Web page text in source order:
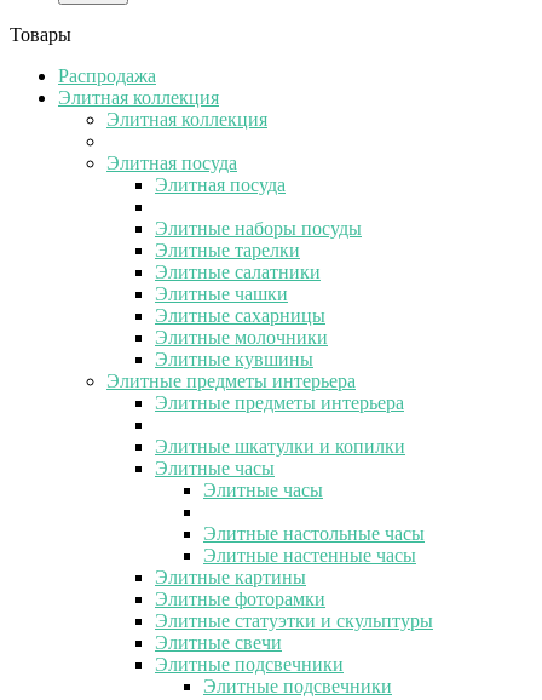
Товары
Распродажа
Элитная коллекция
Элитная коллекция
Элитная посуда
Элитная посуда
Элитные наборы посуды
Элитные тарелки
Элитные салатники
Элитные чашки
Элитные сахарницы
Элитные молочники
Элитные кувшины
Элитные предметы интерьера
Элитные предметы интерьера
Элитные шкатулки и копилки
Элитные часы
Элитные часы
Элитные настольные часы
Элитные настенные часы
Элитные картины
Элитные фоторамки
Элитные статуэтки и скульптуры
Элитные свечи
Элитные подсвечники
Элитные подсвечники